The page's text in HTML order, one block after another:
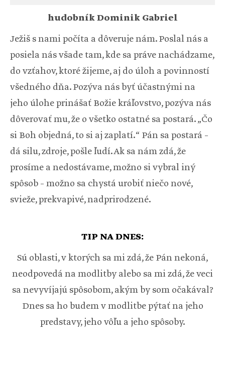
hudobník Dominik Gabriel
Ježiš s nami počíta a dôveruje nám. Poslal nás a
posiela nás všade tam, kde sa práve nachádzame,
do vzťahov, ktoré žijeme, aj do úloh a povinností
všedného dňa. Pozýva nás byť účastnými na
jeho úlohe prinášať Božie kráľovstvo, pozýva nás
dôverovať mu, že o všetko ostatné sa postará. „Čo
si Boh objedná, to si aj zaplatí.“ Pán sa postará –
dá silu, zdroje, pošle ľudí. Ak sa nám zdá, že
prosíme a nedostávame, možno si vybral iný
spôsob – možno sa chystá urobiť niečo nové,
svieže, prekvapivé, nadprirodzené.
TIP NA DNES:
Sú oblasti, v ktorých sa mi zdá, že Pán nekoná,
neodpovedá na modlitby alebo sa mi zdá, že veci
sa nevyvíjajú spôsobom, akým by som očakával?
Dnes sa ho budem v modlitbe pýtať na jeho
predstavy, jeho vôľu a jeho spôsoby.